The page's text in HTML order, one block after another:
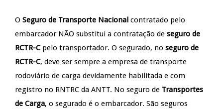
O Seguro de Transporte Nacional contratado pelo
embarcador NÃO substitui a contratação de seguro de
RCTR-Cpelo transportador. O segurado, no seguro de
RCTR-C, deve ser sempre a empresa de transporte
rodoviário de carga devidamente habilitada e com
registro no RNTRC da ANTT. No seguro de Transportes
de Carga, o segurado é o embarcador. São seguros